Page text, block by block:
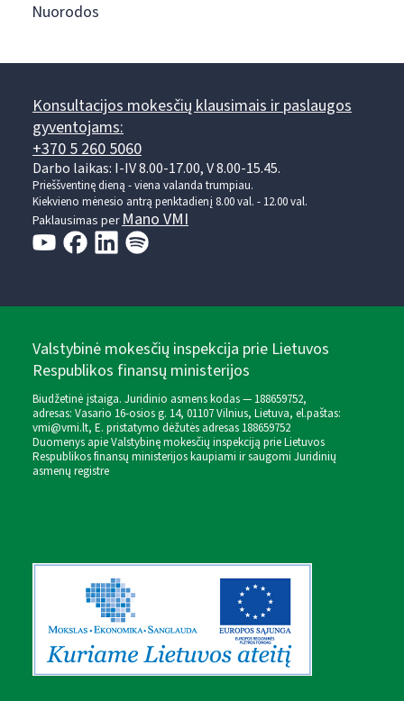
Nuorodos
Konsultacijos mokesčių klausimais ir paslaugos
gyventojams:
+370 5 260 5060
Darbo laikas: I-IV 8.00-17.00, V 8.00-15.45.
Prieššventinę dieną - viena valanda trumpiau.
Kiekvieno mėnesio antrą penktadienį 8.00 val. - 12.00 val.
Paklausimas perMano VMI
Valstybinė mokesčių inspekcija prie Lietuvos
Respublikos finansų ministerijos
Biudžetinė įstaiga. Juridinio asmens kodas — 188659752,
adresas: Vasario 16-osios g. 14, 01107 Vilnius, Lietuva, el.paštas:
vmi@vmi.lt, E. pristatymo dėžutės adresas 188659752
Duomenys apie Valstybinę mokesčių inspekciją prie Lietuvos
Respublikos finansų ministerijos kaupiami ir saugomi Juridinių
asmenų registre